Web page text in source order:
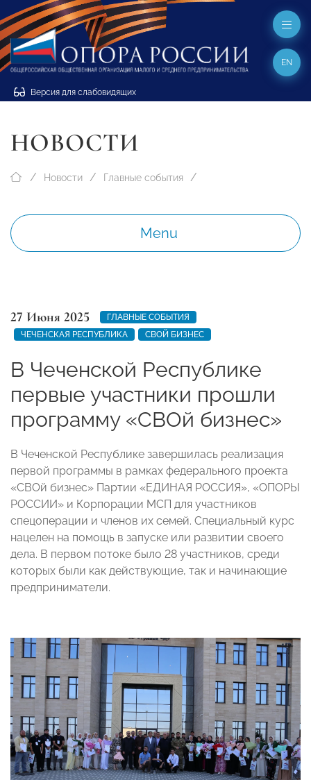
Версия для слабовидящих
EN
НОВОСТИ
Новости Главные события
Menu
27 Июня 2025
ГЛАВНЫЕ СОБЫТИЯ
ЧЕЧЕНСКАЯ РЕСПУБЛИКА
СВОЙ БИЗНЕС
В Чеченской Республике
первые участники прошли
программу «СВОй бизнес»
В Чеченской Республике завершилась реализация
первой программы в рамках федерального проекта
«СВОй бизнес» Партии «ЕДИНАЯ РОССИЯ», «ОПОРЫ
РОССИИ» и Корпорации МСП для участников
спецоперации и членов их семей. Специальный курс
нацелен на помощь в запуске или развитии своего
дела. В первом потоке было 28 участников, среди
которых были как действующие, так и начинающие
предприниматели.